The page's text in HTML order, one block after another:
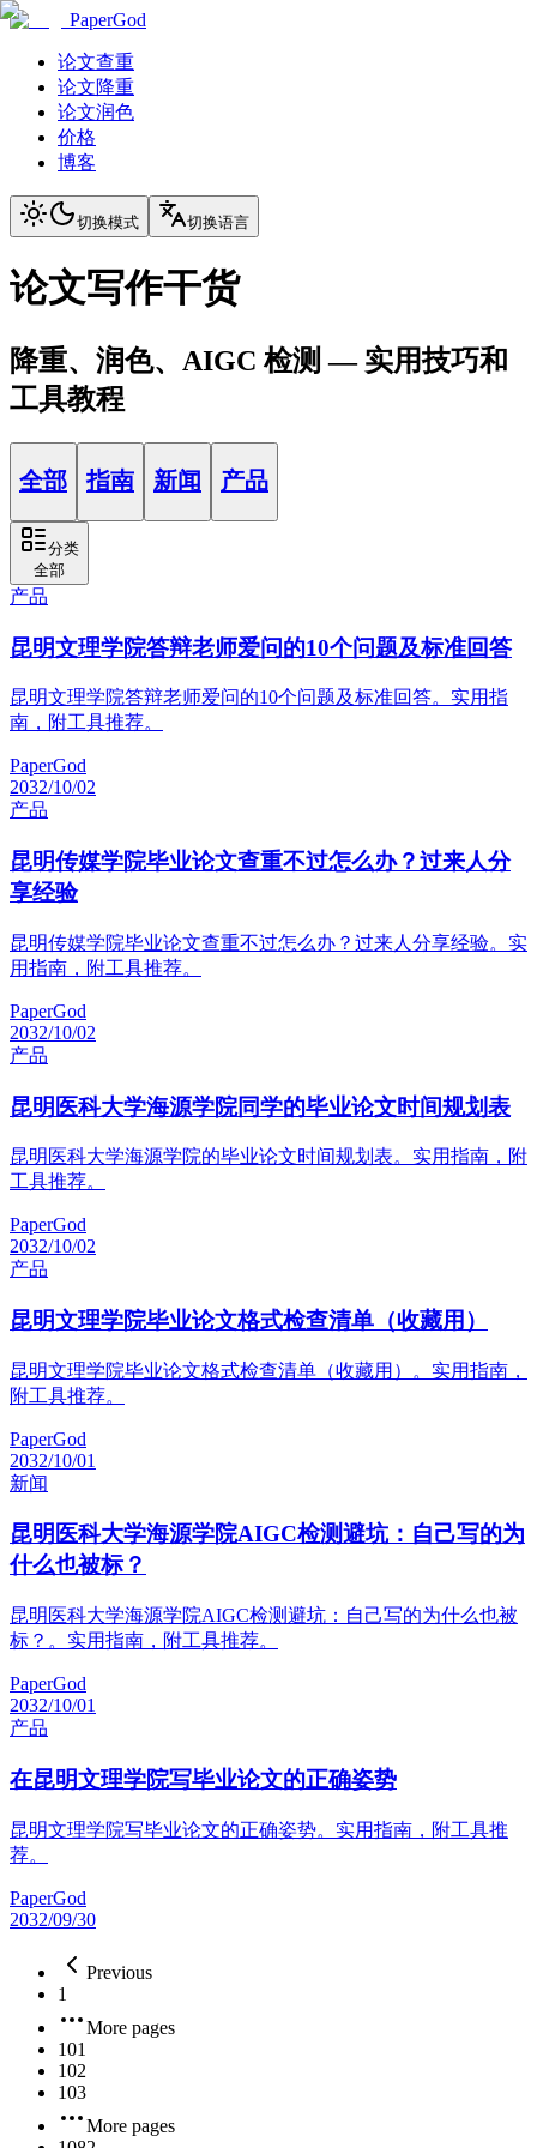
PaperGod
论文查重
论文降重
论文润色
价格
博客
切换模式 切换语言
论文写作干货
降重、润色、AIGC 检测 — 实用技巧和
工具教程
全部 指南 新闻 产品
分类
全部
产品
昆明文理学院答辩老师爱问的10个问题及标准回答
昆明文理学院答辩老师爱问的10个问题及标准回答。实用指
南，附工具推荐。
PaperGod
2032/10/02
产品
昆明传媒学院毕业论文查重不过怎么办？过来人分
享经验
昆明传媒学院毕业论文查重不过怎么办？过来人分享经验。实
用指南，附工具推荐。
PaperGod
2032/10/02
产品
昆明医科大学海源学院同学的毕业论文时间规划表
昆明医科大学海源学院的毕业论文时间规划表。实用指南，附
工具推荐。
PaperGod
2032/10/02
产品
昆明文理学院毕业论文格式检查清单（收藏用）
昆明文理学院毕业论文格式检查清单（收藏用）。实用指南，
附工具推荐。
PaperGod
2032/10/01
新闻
昆明医科大学海源学院AIGC检测避坑：自己写的为
什么也被标？
昆明医科大学海源学院AIGC检测避坑：自己写的为什么也被
标？。实用指南，附工具推荐。
PaperGod
2032/10/01
产品
在昆明文理学院写毕业论文的正确姿势
昆明文理学院写毕业论文的正确姿势。实用指南，附工具推
荐。
PaperGod
2032/09/30
Previous
1
More pages
101
102
103
More pages